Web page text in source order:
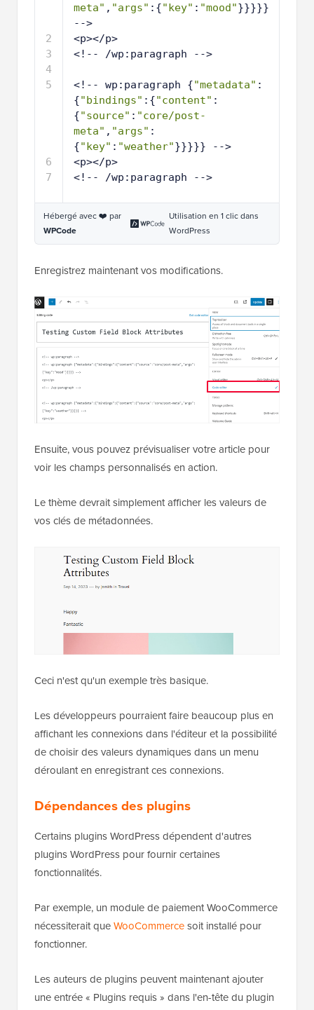
2
3
4
5
6
7
meta" , "args" :{"key" : "mood"}}}}}
-->
<p></p>
<!-- /wp:paragraph -->
<!-- wp:paragraph {"metadata" :
{"bindings" :{"content" :
{"source" : "core/post-
meta" , "args" :
{"key" : "weather"}}}}} -->
<p></p>
<!-- /wp:paragraph -->
Hébergé avec ❤️ par
WPCode
Utilisation en 1 clic dans
WordPress
Enregistrez maintenant vos modifications.
Ensuite, vous pouvez prévisualiser votre article pour
voir les champs personnalisés en action.
Le thème devrait simplement afficher les valeurs de
vos clés de métadonnées.
Ceci n'est qu'un exemple très basique.
Les développeurs pourraient faire beaucoup plus en
affichant les connexions dans l'éditeur et la possibilité
de choisir des valeurs dynamiques dans un menu
déroulant en enregistrant ces connexions.
Dépendances des plugins
Certains plugins WordPress dépendent d'autres
plugins WordPress pour fournir certaines
fonctionnalités.
Par exemple, un module de paiement WooCommerce
nécessiterait queWooCommercesoit installé pour
fonctionner.
Les auteurs de plugins peuvent maintenant ajouter
une entrée « Plugins requis » dans l'en-tête du plugin